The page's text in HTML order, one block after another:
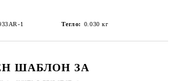
1 Тегло: 0.030 кг
ШАБЛОН ЗА